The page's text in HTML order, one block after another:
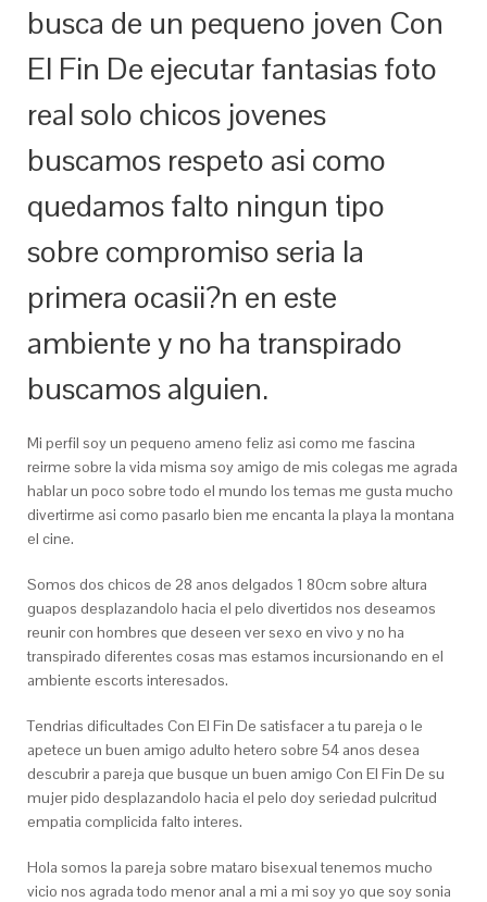
busca de un pequeno joven Con
El Fin De ejecutar fantasias foto
real solo chicos jovenes
buscamos respeto asi­ como
quedamos falto ningun tipo
sobre compromiso seri­a la
primera ocasii?n en este
ambiente y no ha transpirado
buscamos alguien.
Mi perfil soy un pequeno ameno feliz asi­ como me fascina
reirme sobre la vida misma soy amigo de mis colegas me agrada
hablar un poco sobre todo el mundo los temas me gusta mucho
divertirme asi­ como pasarlo bien me encanta la playa la montana
el cine.
Somos dos chicos de 28 anos delgados 1 80cm sobre altura
guapos desplazandolo hacia el pelo divertidos nos deseamos
reunir con hombres que deseen ver sexo en vivo y no ha
transpirado diferentes cosas mas estamos incursionando en el
ambiente escorts interesados.
Tendri­as dificultades Con El Fin De satisfacer a tu pareja o le
apetece un buen amigo adulto hetero sobre 54 anos desea
descubrir a pareja que busque un buen amigo Con El Fin De su
mujer pido desplazandolo hacia el pelo doy seriedad pulcritud
empatia complicida falto interes.
Hola somos la pareja sobre mataro bisexual tenemos mucho
vicio nos agrada todo menor anal a mi a mi soy yo que soy sonia